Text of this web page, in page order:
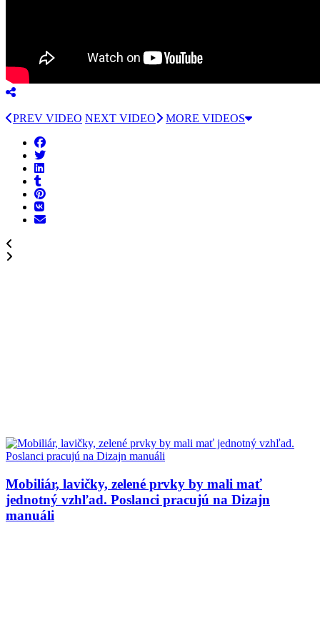
PREV VIDEO NEXT VIDEO MORE VIDEOS
Mobiliár, lavičky, zelené prvky by mali mať
jednotný vzhľad. Poslanci pracujú na Dizajn
manuáli